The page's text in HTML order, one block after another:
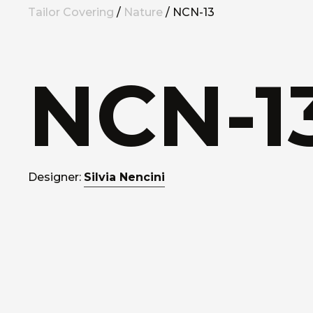
Tailor Covering / Nature / NCN-13
NCN-
Designer: Silvia Nencini